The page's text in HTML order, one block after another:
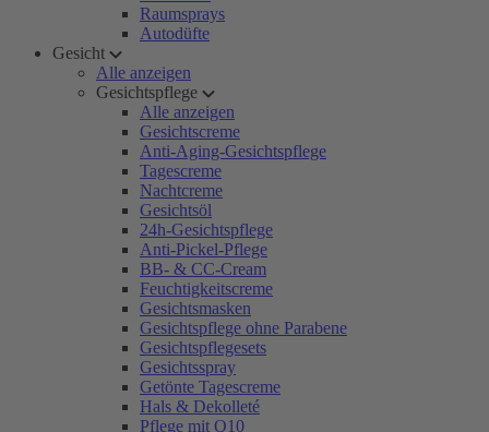
Raumsprays
Autodüfte
Gesicht
Alle anzeigen
Gesichtspflege
Alle anzeigen
Gesichtscreme
Anti-Aging-Gesichtspflege
Tagescreme
Nachtcreme
Gesichtsöl
24h-Gesichtspflege
Anti-Pickel-Pflege
BB- & CC-Cream
Feuchtigkeitscreme
Gesichtsmasken
Gesichtspflege ohne Parabene
Gesichtspflegesets
Gesichtsspray
Getönte Tagescreme
Hals & Dekolleté
Pflege mit Q10